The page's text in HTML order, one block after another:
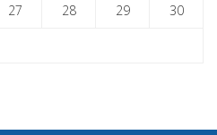
27 28 29 30